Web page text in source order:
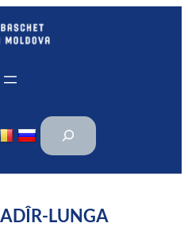
П
и
LUNGA